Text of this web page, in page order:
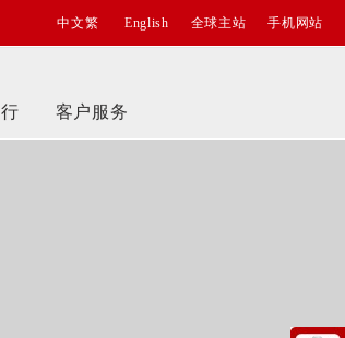
中文繁 English 全球主站 手机网站
客户服务